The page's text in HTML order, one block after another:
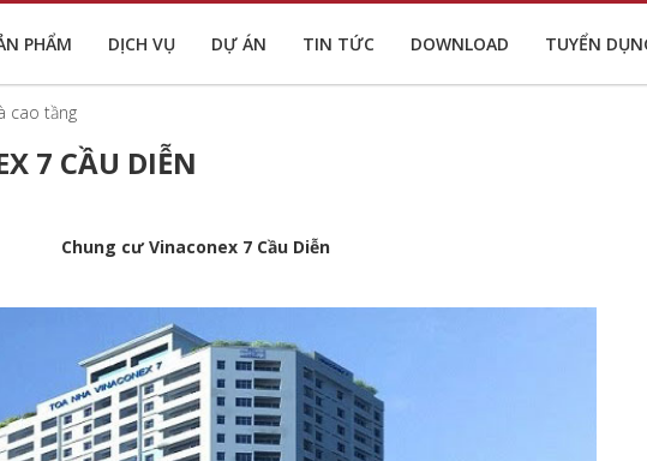
PHẨM DỊCH VỤ DỰ ÁN TIN TỨC DOWNLOAD TUYỂN
cao tầng
7 CẦU DIỄN
Chung cư Vinaconex 7 Cầu Diễn